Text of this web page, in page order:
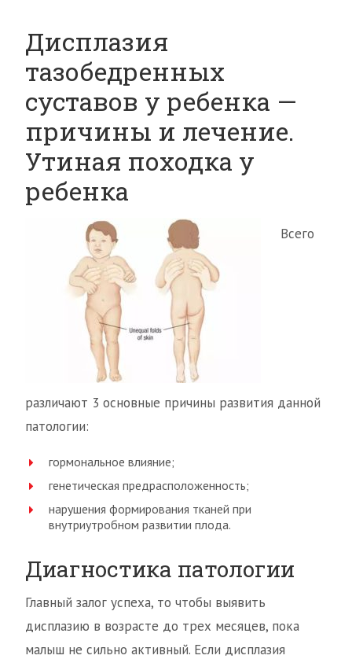
Дисплазия
тазобедренных
суставов у ребенка —
причины и лечение.
Утиная походка у
ребенка
Всего
различают 3 основные причины развития данной
патологии:
гормональное влияние;
генетическая предрасположенность;
нарушения формирования тканей при
внутриутробном развитии плода.
Диагностика патологии
Главный залог успеха, то чтобы выявить
дисплазию в возрасте до трех месяцев, пока
малыш не сильно активный. Если дисплазия